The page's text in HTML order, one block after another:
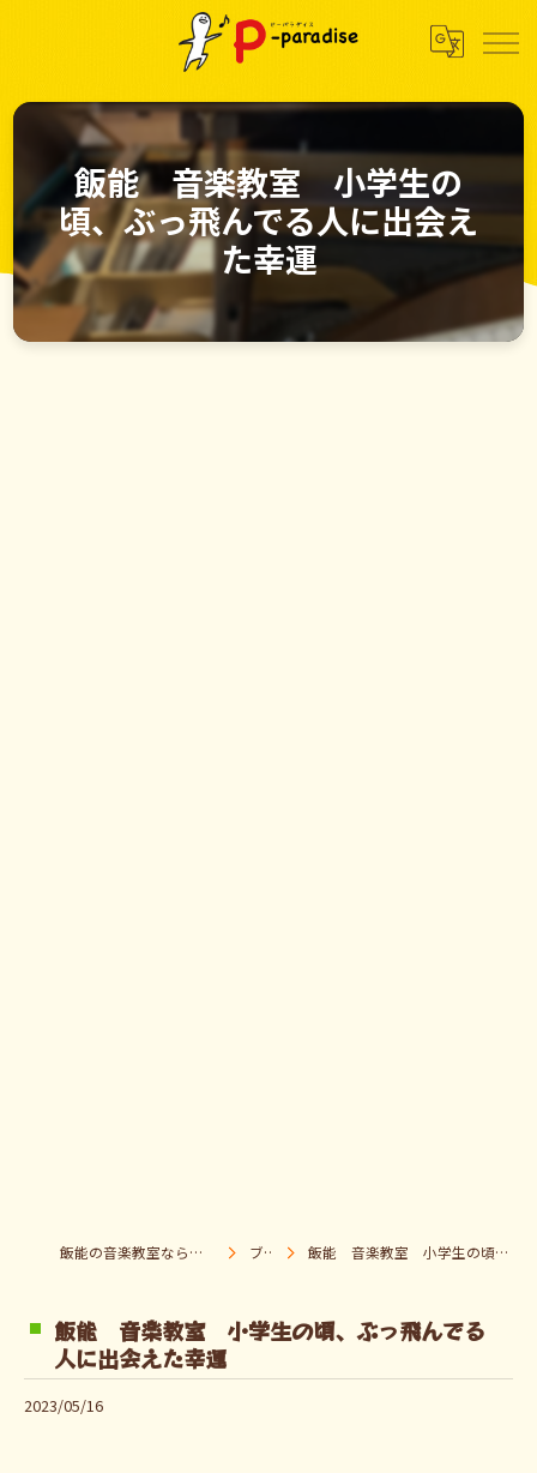
飯能 音楽教室 小学生の
頃、ぶっ飛んでる人に出会え
た幸運
飯能の音楽教室なら音楽童クラブ Pパラダイス ブログ 飯能 音楽教室 小学生の頃、ぶっ飛んでる人に出会えた幸運
飯能 音楽教室 小学生の頃、ぶっ飛んでる
人に出会えた幸運
2023/05/16